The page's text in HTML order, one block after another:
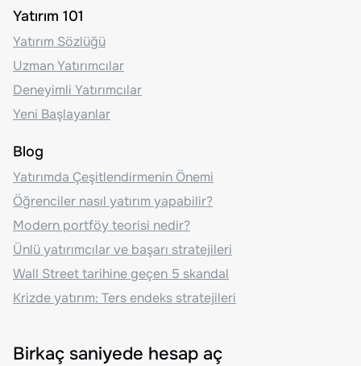
Yatırım 101
Yatırım Sözlüğü
Uzman Yatırımcılar
Deneyimli Yatırımcılar
Yeni Başlayanlar
Blog
Yatırımda Çeşitlendirmenin Önemi
Öğrenciler nasıl yatırım yapabilir?
Modern portföy teorisi nedir?
Ünlü yatırımcılar ve başarı stratejileri
Wall Street tarihine geçen 5 skandal
Krizde yatırım: Ters endeks stratejileri
Birkaç saniyede hesap aç